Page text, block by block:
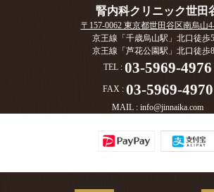
腎内科クリニック世田
〒157-0062 東京都世田谷区南烏山
京王線「千歳烏山駅」北口徒歩
京王線「芦花公園駅」北口徒歩
TEL : 03-5969-4976
FAX : 03-5969-4970
MAIL : info@jinnaika.com